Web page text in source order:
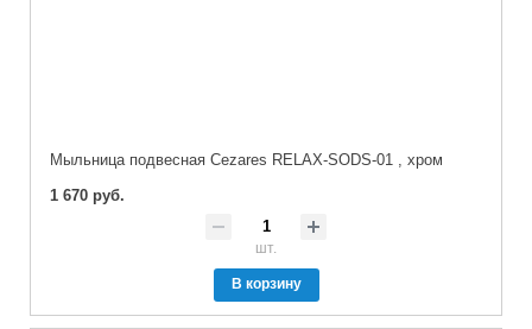
Мыльница подвесная Cezares RELAX-SODS-01 , хром
1 670 руб.
шт.
В корзину